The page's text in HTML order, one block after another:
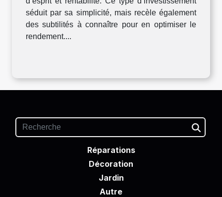
séduit par sa simplicité, mais recèle également
des subtilités à connaître pour en optimiser le
rendement....
Réparations
Décoration
Jardin
Autre